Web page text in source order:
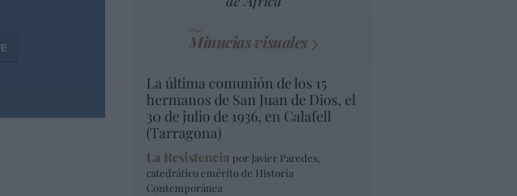
Minucias visuales
La última comunión de los 15
hermanos de San Juan de Dios, el
30 de julio de 1936, en Calafell
(Tarragona)
La Resistencia por Javier Paredes,
catedrático emérito de Historia
Contemporánea